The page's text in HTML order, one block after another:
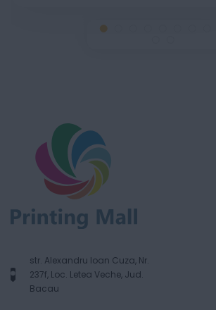
str. Alexandru Ioan Cuza, Nr.
237f, Loc. Letea Veche, Jud.
Bacau